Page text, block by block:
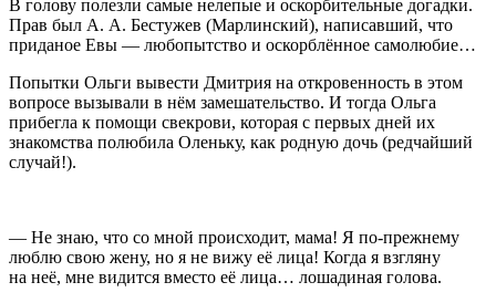
В голову полезли самые нелепые и оскорбительные догадки.
Прав был А. А. Бестужев (Марлинский), написавший, что
приданое Евы — любопытство и оскорблённое самолюбие…
Попытки Ольги вывести Дмитрия на откровенность в этом
вопросе вызывали в нём замешательство. И тогда Ольга
прибегла к помощи свекрови, которая с первых дней их
знакомства полюбила Оленьку, как родную дочь (редчайший
случай!).
— Не знаю, что со мной происходит, мама! Я по-прежнему
люблю свою жену, но я не вижу её лица! Когда я взгляну
на неё, мне видится вместо её лица… лошадиная голова.